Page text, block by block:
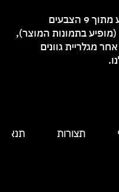
ניתן לבחור צבע מתוך 9 הצבעים
בתמונות המוצר),
אחר מגלריית גוונים
תצורות